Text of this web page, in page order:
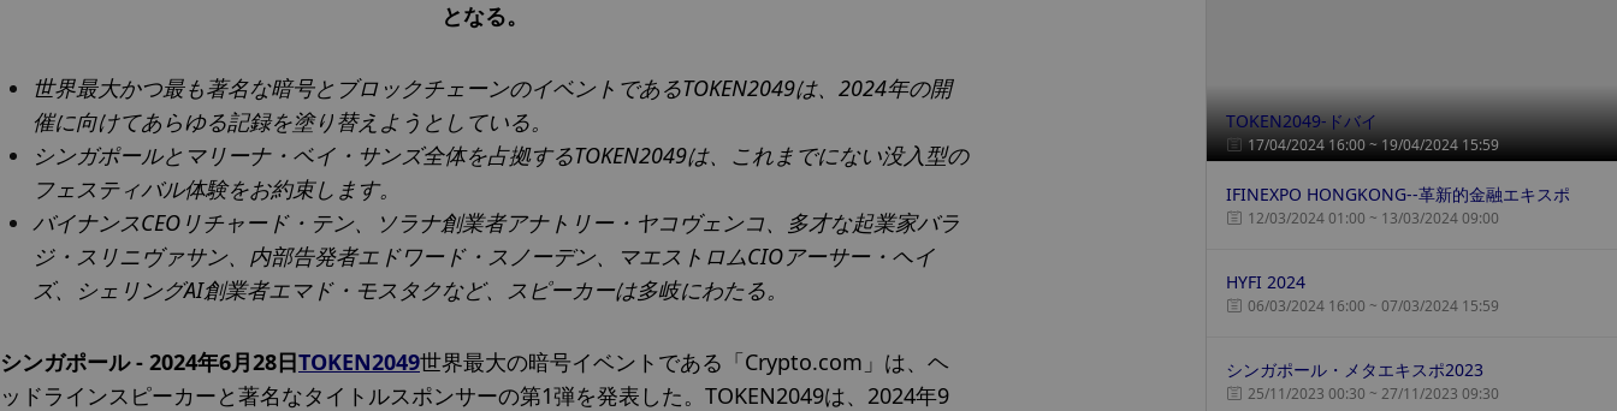
となる。
世界最大かつ最も著名な暗号とブロックチェーンのイベントであるTOKEN2049は、2024年の開
催に向けてあらゆる記録を塗り替えようとしている。
シンガポールとマリーナ・ベイ・サンズ全体を占拠するTOKEN2049は、これまでにない没入型の
フェスティバル体験をお約束します。
バイナンスCEOリチャード・テン、ソラナ創業者アナトリー・ヤコヴェンコ、多才な起業家バラ
ジ・スリニヴァサン、内部告発者エドワード・スノーデン、マエストロムCIOアーサー・ヘイ
ズ、シェリングAI創業者エマド・モスタクなど、スピーカーは多岐にわたる。
シンガポール - 2024年6月28日TOKEN2049世界最大の暗号イベントである「Crypto.com」は、ヘ
ッドラインスピーカーと著名なタイトルスポンサーの第1弾を発表した。 TOKEN2049は、2024年9
TOKEN2049-ドバイ
17/04/2024 16:00 ~ 19/04/2024 15:59
IFINEXPO HONGKONG--革新的金融エキスポ
12/03/2024 01:00 ~ 13/03/2024 09:00
HYFI 2024
06/03/2024 16:00 ~ 07/03/2024 15:59
シンガポール・メタエキスポ2023
25/11/2023 00:30 ~ 27/11/2023 09:30